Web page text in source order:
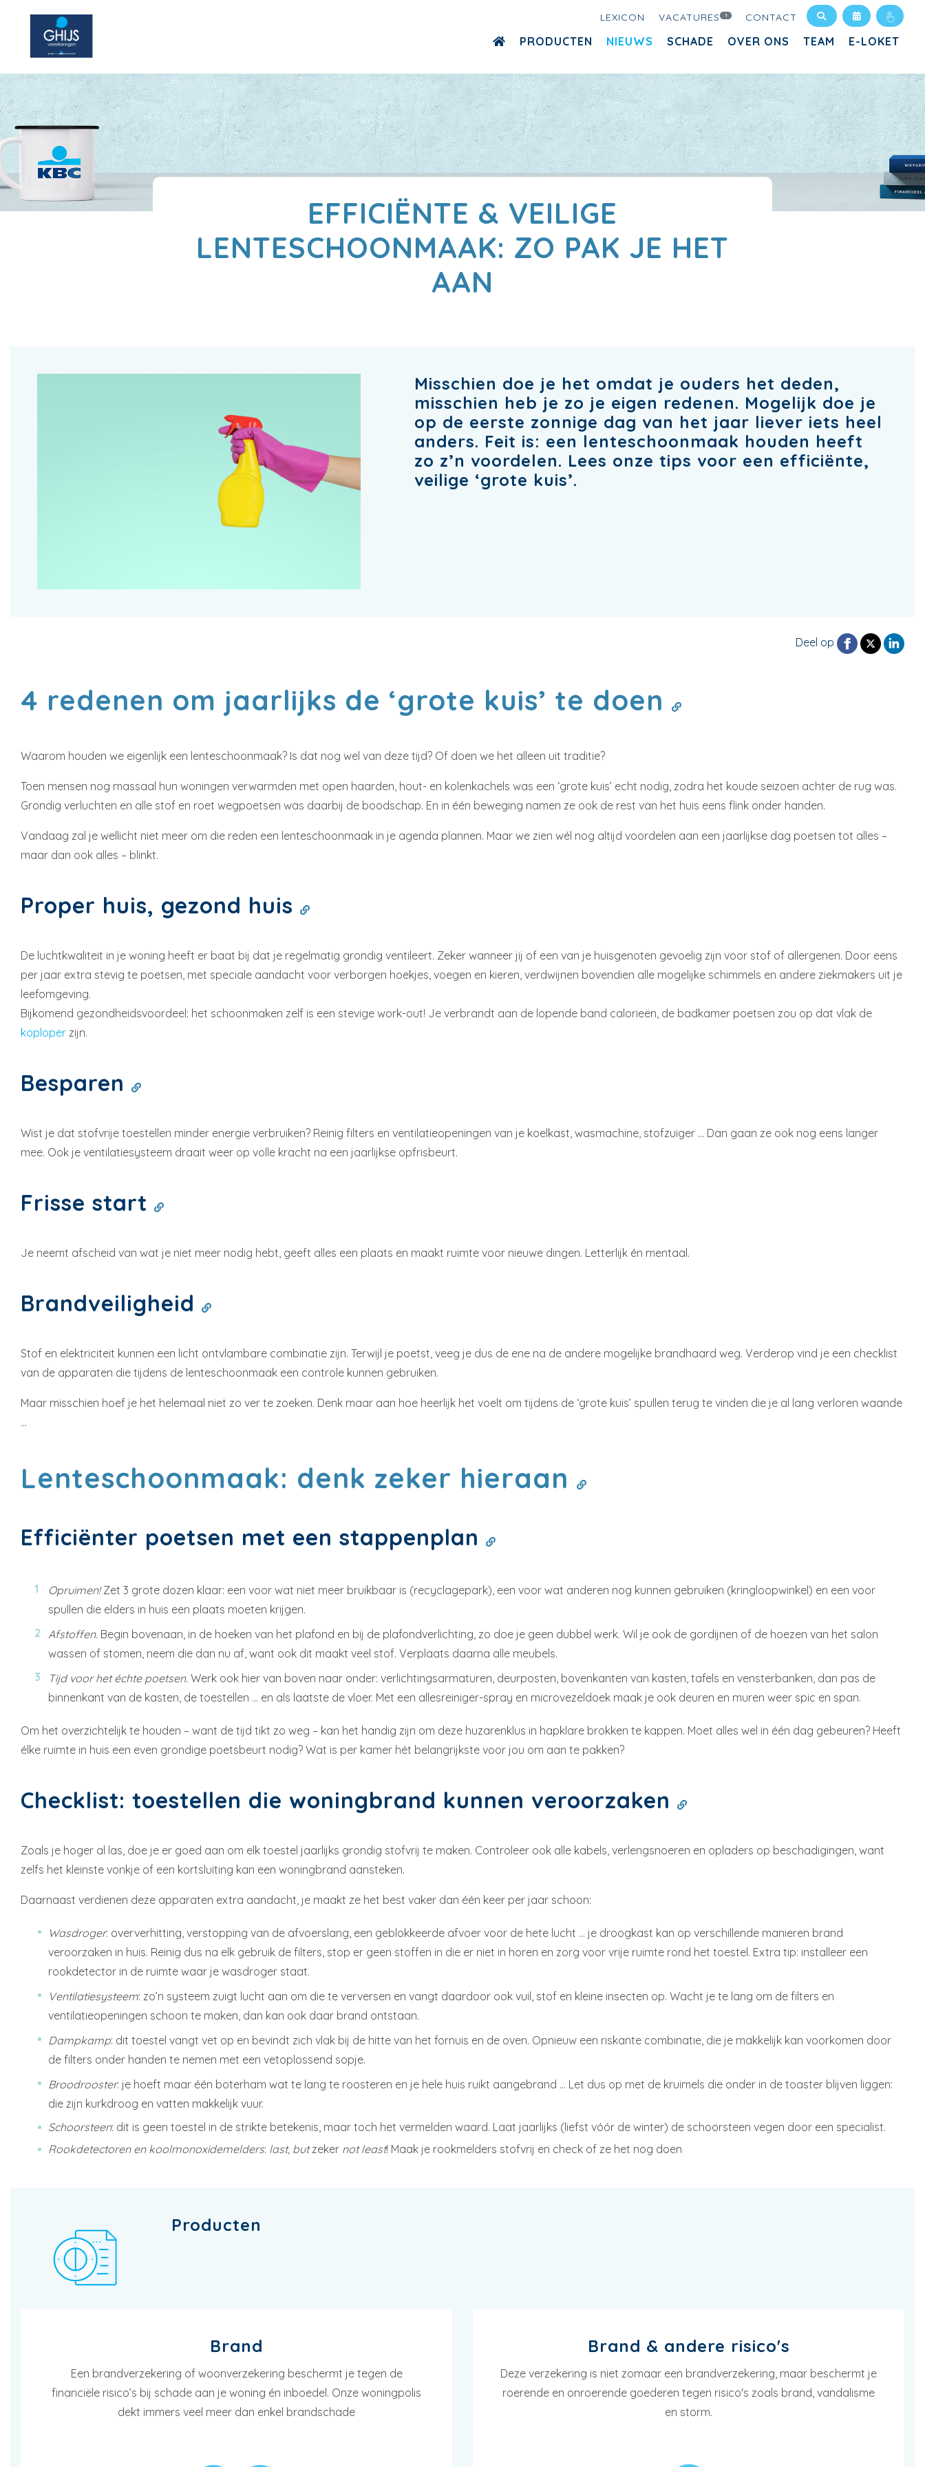
LEXICON VACATURES 1 CONTACT
PRODUCTEN NIEUWS SCHADE OVER ONS TEAM E-LOKET
EFFICIËNTE & VEILIGE
LENTESCHOONMAAK: ZO PAK JE HET
AAN
Misschien doe je het omdat je ouders het deden,
misschien heb je zo je eigen redenen. Mogelijk doe je
op de eerste zonnige dag van het jaar liever iets heel
anders. Feit is: een lenteschoonmaak houden heeft
zo z’n voordelen. Lees onze tips voor een efficiënte,
veilige ‘grote kuis’.
Deel op
4 redenen om jaarlijks de ‘grote kuis’ te doen
Waarom houden we eigenlijk een lenteschoonmaak? Is dat nog wel van deze tijd? Of doen we het alleen uit traditie?
Toen mensen nog massaal hun woningen verwarmden met open haarden, hout- en kolenkachels was een ‘grote kuis’ echt nodig, zodra het koude seizoen achter de rug was.
Grondig verluchten en alle stof en roet wegpoetsen was daarbij de boodschap. En in één beweging namen ze ook de rest van het huis eens flink onder handen.
Vandaag zal je wellicht niet meer om die reden een lenteschoonmaak in je agenda plannen. Maar we zien wél nog altijd voordelen aan een jaarlijkse dag poetsen tot alles –
maar dan ook alles – blinkt.
Proper huis, gezond huis
De luchtkwaliteit in je woning heeft er baat bij dat je regelmatig grondig ventileert. Zeker wanneer jij of een van je huisgenoten gevoelig zijn voor stof of allergenen. Door eens
per jaar extra stevig te poetsen, met speciale aandacht voor verborgen hoekjes, voegen en kieren, verdwijnen bovendien alle mogelijke schimmels en andere ziekmakers uit je
leefomgeving.
Bijkomend gezondheidsvoordeel: het schoonmaken zelf is een stevige work-out! Je verbrandt aan de lopende band calorieën, de badkamer poetsen zou op dat vlak de
koploper zijn.
Besparen
Wist je dat stofvrije toestellen minder energie verbruiken? Reinig filters en ventilatieopeningen van je koelkast, wasmachine, stofzuiger … Dan gaan ze ook nog eens langer
mee. Ook je ventilatiesysteem draait weer op volle kracht na een jaarlijkse opfrisbeurt.
Frisse start
Je neemt afscheid van wat je niet meer nodig hebt, geeft alles een plaats en maakt ruimte voor nieuwe dingen. Letterlijk én mentaal.
Brandveiligheid
Stof en elektriciteit kunnen een licht ontvlambare combinatie zijn. Terwijl je poetst, veeg je dus de ene na de andere mogelijke brandhaard weg. Verderop vind je een checklist
van de apparaten die tijdens de lenteschoonmaak een controle kunnen gebruiken.
Maar misschien hoef je het helemaal niet zo ver te zoeken. Denk maar aan hoe heerlijk het voelt om tijdens de ‘grote kuis’ spullen terug te vinden die je al lang verloren waande
...
Lenteschoonmaak: denk zeker hieraan
Efficiënter poetsen met een stappenplan
Opruimen!Zet 3 grote dozen klaar: een voor wat niet meer bruikbaar is (recyclagepark), een voor wat anderen nog kunnen gebruiken (kringloopwinkel) en een voor
spullen die elders in huis een plaats moeten krijgen.
Afstoffen. Begin bovenaan, in de hoeken van het plafond en bij de plafondverlichting, zo doe je geen dubbel werk. Wil je ook de gordijnen of de hoezen van het salon
wassen of stomen, neem die dan nu af, want ook dit maakt veel stof. Verplaats daarna alle meubels.
Tijd voor het échte poetsen. Werk ook hier van boven naar onder: verlichtingsarmaturen, deurposten, bovenkanten van kasten, tafels en vensterbanken, dan pas de
binnenkant van de kasten, de toestellen … en als laatste de vloer. Met een allesreiniger-spray en microvezeldoek maak je ook deuren en muren weer spic en span.
Om het overzichtelijk te houden – want de tijd tikt zo weg – kan het handig zijn om deze huzarenklus in hapklare brokken te kappen. Moet alles wel in één dag gebeuren? Heeft
élke ruimte in huis een even grondige poetsbeurt nodig? Wat is per kamer hét belangrijkste voor jou om aan te pakken?
Checklist: toestellen die woningbrand kunnen veroorzaken
Zoals je hoger al las, doe je er goed aan om elk toestel jaarlijks grondig stofvrij te maken. Controleer ook alle kabels, verlengsnoeren en opladers op beschadigingen, want
zelfs het kleinste vonkje of een kortsluiting kan een woningbrand aansteken.
Daarnaast verdienen deze apparaten extra aandacht, je maakt ze het best vaker dan één keer per jaar schoon:
Wasdroger: oververhitting, verstopping van de afvoerslang, een geblokkeerde afvoer voor de hete lucht … je droogkast kan op verschillende manieren brand
veroorzaken in huis. Reinig dus na elk gebruik de filters, stop er geen stoffen in die er niet in horen en zorg voor vrije ruimte rond het toestel. Extra tip: installeer een
rookdetector in de ruimte waar je wasdroger staat.
Ventilatiesysteem: zo’n systeem zuigt lucht aan om die te verversen en vangt daardoor ook vuil, stof en kleine insecten op. Wacht je te lang om de filters en
ventilatieopeningen schoon te maken, dan kan ook daar brand ontstaan.
Dampkamp: dit toestel vangt vet op en bevindt zich vlak bij de hitte van het fornuis en de oven. Opnieuw een riskante combinatie, die je makkelijk kan voorkomen door
de filters onder handen te nemen met een vetoplossend sopje.
Broodrooster: je hoeft maar één boterham wat te lang te roosteren en je hele huis ruikt aangebrand … Let dus op met de kruimels die onder in de toaster blijven liggen:
die zijn kurkdroog en vatten makkelijk vuur.
Schoorsteen: dit is geen toestel in de strikte betekenis, maar toch het vermelden waard. Laat jaarlijks (liefst vóór de winter) de schoorsteen vegen door een specialist.
Rookdetectoren en koolmonoxidemelders: last, butzeker not least! Maak je rookmelders stofvrij en check of ze het nog doen
Producten
Brand
Een brandverzekering of woonverzekering beschermt je tegen de
financiële risico’s bij schade aan je woning én inboedel. Onze woningpolis
dekt immers veel meer dan enkel brandschade
Brand & andere risico's
Deze verzekering is niet zomaar een brandverzekering, maar beschermt je
roerende en onroerende goederen tegen risico's zoals brand, vandalisme
en storm.